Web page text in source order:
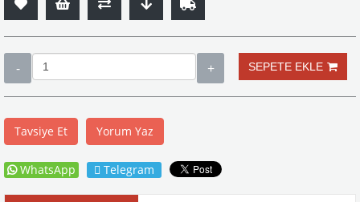
Tavsiye Et Yorum Yaz
WhatsApp Telegram